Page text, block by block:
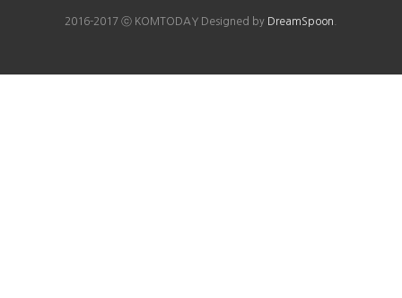
2016-2017 ⓒ KOMTODAY Designed by DreamSpoon